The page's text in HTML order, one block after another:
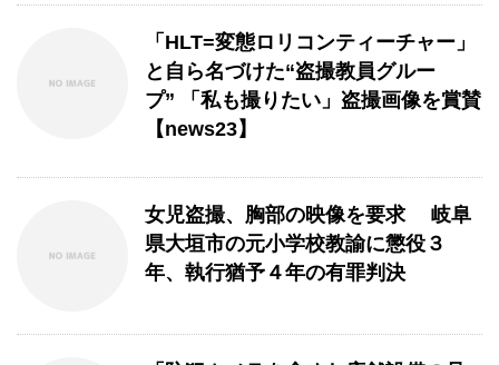
「HLT=変態ロリコンティーチャー」
と自ら名づけた“盗撮教員グルー
プ” 「私も撮りたい」盗撮画像を賞賛
【news23】
女児盗撮、胸部の映像を要求 岐阜
県大垣市の元小学校教諭に懲役３
年、執行猶予４年の有罪判決